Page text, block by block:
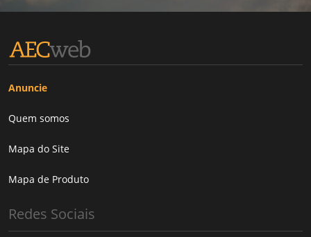
Anuncie
Quem somos
Mapa do Site
Mapa de Produto
Redes Sociais